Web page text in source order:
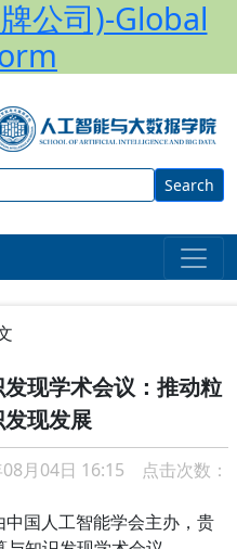
公司)-Global
Search
现学术会议：推动粒
现发展
月04日 16:15 点击次数：
国人工智能学会主办，贵